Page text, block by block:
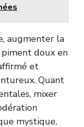
augmenter la
doux en
et
Quant
mixer
mystique,